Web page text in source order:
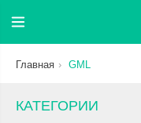
Главная GML
КАТЕГОРИИ